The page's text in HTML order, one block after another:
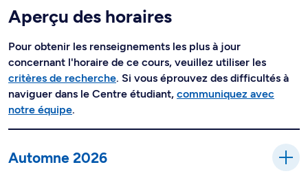
Aperçu des horaires
Pour obtenir les renseignements les plus à jour
concernant l'horaire de ce cours, veuillez utiliser les
critères de recherche. Si vous éprouvez des difficultés à
naviguer dans le Centre étudiant, communiquez avec
notre équipe.
Automne 2026